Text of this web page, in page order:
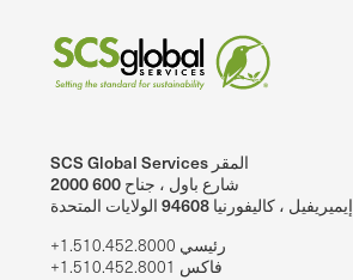
SCS Global Services المقر
2000 شارع باول ، جناح 600
إيميريفيل ، كاليفورنيا 94608 الولايات المتحدة
+1.510.452.8000 رئيسي
+1.510.452.8001 فاكس